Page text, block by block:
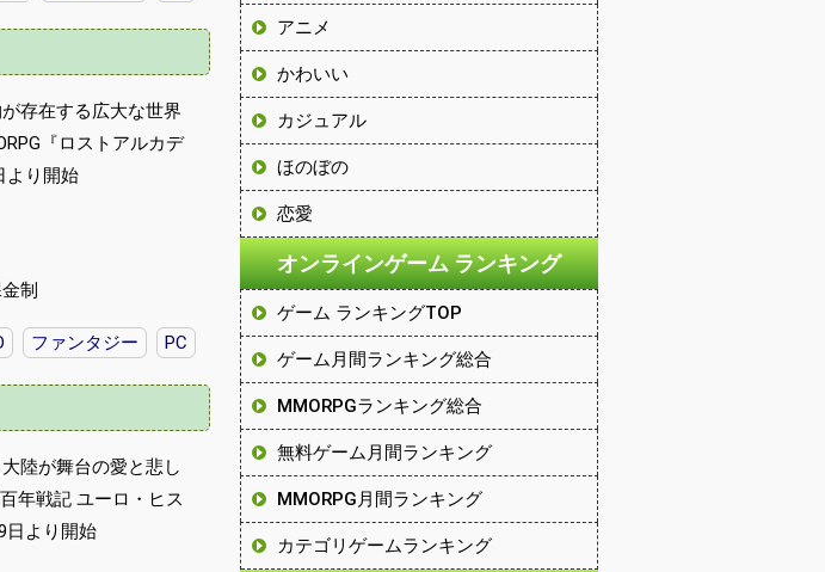
存在する広大な世界
『ロストアルカデ
より開始
制
ファンタジー PC
陸が舞台の愛と悲し
年戦記 ユーロ・ヒス
日より開始
アニメ
かわいい
カジュアル
ほのぼの
恋愛
オンラインゲーム ランキング
ゲーム ランキングTOP
ゲーム月間ランキング総合
MMORPGランキング総合
無料ゲーム月間ランキング
MMORPG月間ランキング
カテゴリゲームランキング